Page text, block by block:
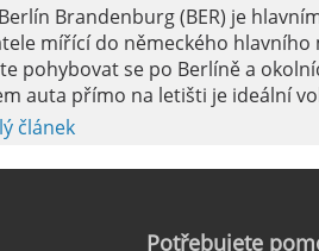
Brandenburg (BER) je
mířící do německého
pohybovat se po Berlíně a
auta přímo na letišti je ideální
článek
oficiálně známé jako
Potřebujete